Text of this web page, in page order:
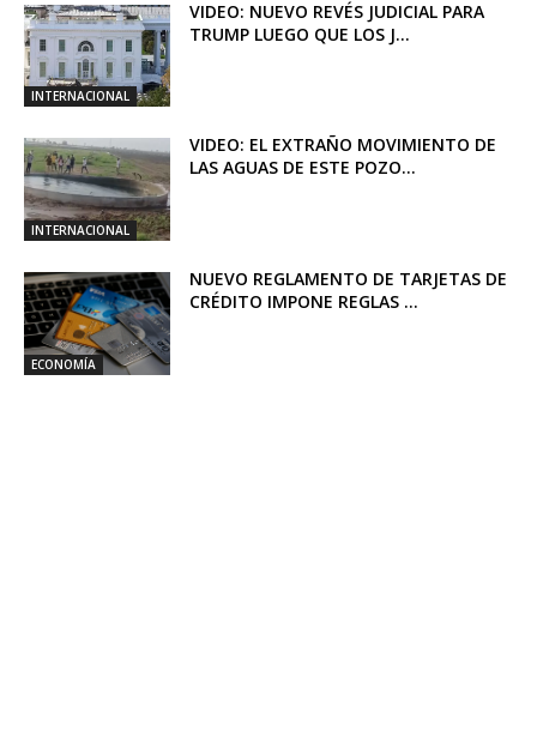
INTERNACIONAL
VIDEO: NUEVO REVÉS JUDICIAL PARA
TRUMP LUEGO QUE LOS J...
INTERNACIONAL
VIDEO: EL EXTRAÑO MOVIMIENTO DE
LAS AGUAS DE ESTE POZO...
ECONOMÍA
NUEVO REGLAMENTO DE TARJETAS DE
CRÉDITO IMPONE REGLAS ...